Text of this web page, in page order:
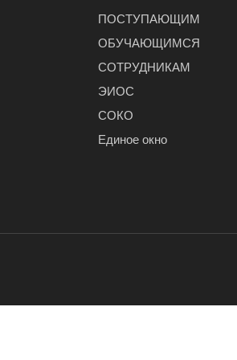
ПОСТУПАЮЩИМ
ОБУЧАЮЩИМСЯ
СОТРУДНИКАМ
ЭИОС
СОКО
Единое окно